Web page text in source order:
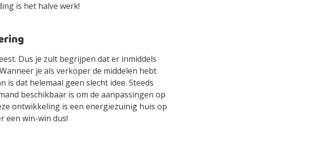
is het halve werk!
Dus je zult begrijpen dat er inmiddels
je als verkoper de middelen hebt
dat helemaal geen slecht idee. Steeds
beschikbaar is om de aanpassingen op
ontwikkeling is een energiezuinig huis op
een win-win dus!